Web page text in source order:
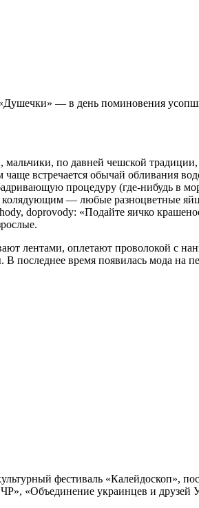
— в день поминовения
по давней чешской
встречается обычай обливания
процедуру (где-нибудь в
колядующим — любые разноцветные
doprovody: «Подайте яичко
лентами, оплетают проволокой с
последнее время появилась мода на
фестиваль «Калейдоскоп»,
«Объединение украинцев и